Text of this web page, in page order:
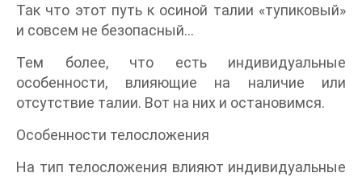
Так что этот путь к осиной талии «тупиковый»
и совсем не безопасный…
Тем более, что есть индивидуальные
особенности, влияющие на наличие или
отсутствие талии. Вот на них и остановимся.
Особенности телосложения
На тип телосложения влияют индивидуальные